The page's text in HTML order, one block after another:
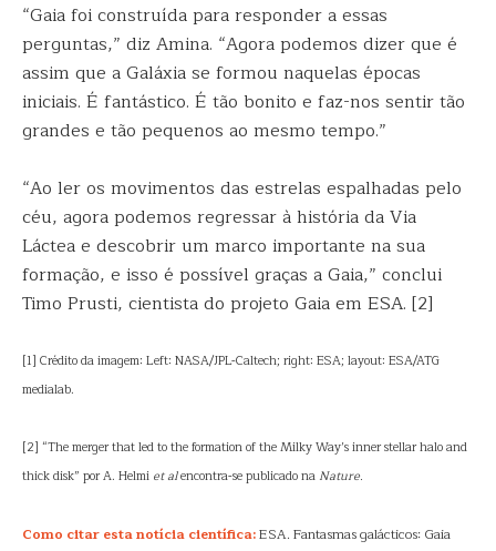
“Gaia foi construída para responder a essas
perguntas,” diz Amina. “Agora podemos dizer que é
assim que a Galáxia se formou naquelas épocas
iniciais. É fantástico. É tão bonito e faz-nos sentir tão
grandes e tão pequenos ao mesmo tempo.”
“Ao ler os movimentos das estrelas espalhadas pelo
céu, agora podemos regressar à história da Via
Láctea e descobrir um marco importante na sua
formação, e isso é possível graças a Gaia,” conclui
Timo Prusti, cientista do projeto Gaia em ESA. [2]
[1] Crédito da imagem: Left: NASA/JPL-Caltech; right: ESA; layout: ESA/ATG
medialab.
[2] “The merger that led to the formation of the Milky Way’s inner stellar halo and
thick disk” por A. Helmi et alencontra-se publicado na Nature.
Como citar esta notícia científica:ESA. Fantasmas galácticos: Gaia